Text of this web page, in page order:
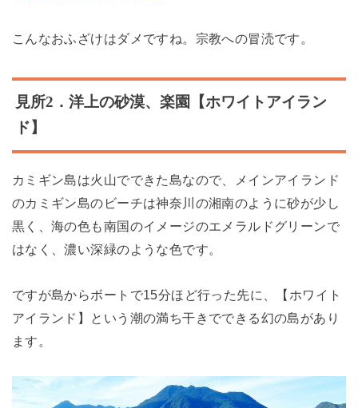
こんなおふざけはダメですね。宗教への冒涜です。
見所2 ．洋上の砂漠、楽園【ホワイトアイラン
ド】
カミギン島は火山でできた島なので、メインアイランド
のカミギン島のビーチは神奈川の湘南のように砂が少し
黒く、海の色も南国のイメージのエメラルドグリーンで
はなく、濃い深緑のような色です。
ですが島からボートで15分ほど行った先に、【ホワイト
アイランド】という潮の満ち干きでできる幻の島があり
ます。